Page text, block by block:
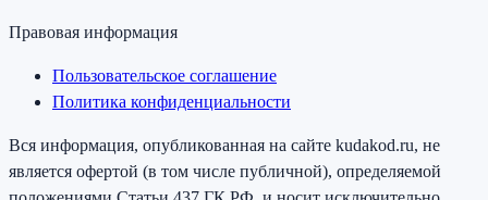
Правовая информация
Пользовательское соглашение
Политика конфиденциальности
Вся информация, опубликованная на сайте kudakod.ru, не
является офертой (в том числе публичной), определяемой